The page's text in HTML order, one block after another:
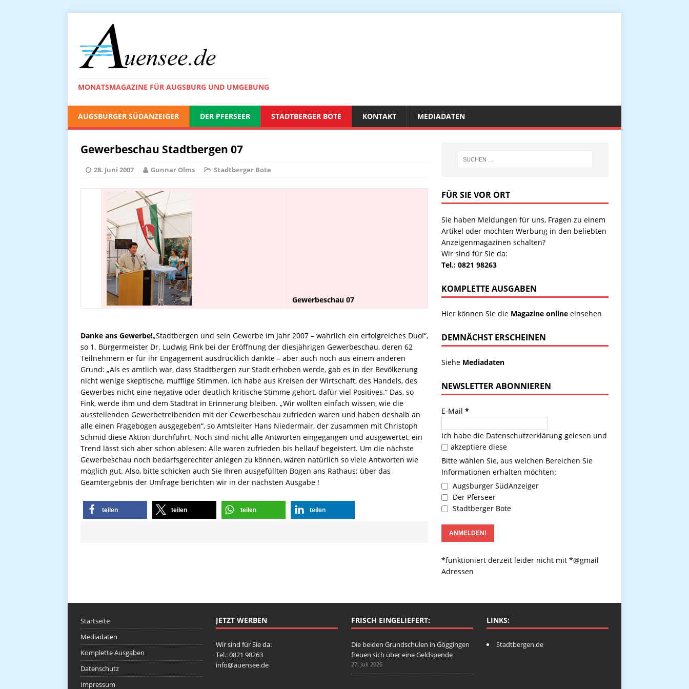
MONATSMAGAZINE FÜR AUGSBURG UND UMGEBUNG
AUGSBURGER SÜDANZEIGER DER PFERSEER STADTBERGER BOTE KONTAKT MEDIADATEN
Gewerbeschau Stadtbergen 07
28. Juni 2007 Gunnar Olms Stadtberger Bote
Gewerbeschau 07
Danke ans Gewerbe!„Stadtbergen und sein Gewerbe im Jahr 2007 – wahrlich ein erfolgreiches Duo!“,
so 1. Bürgermeister Dr. Ludwig Fink bei der Eröffnung der diesjährigen Gewerbeschau, deren 62
Teilnehmern er für ihr Engagement ausdrücklich dankte – aber auch noch aus einem anderen
Grund: „Als es amtlich war, dass Stadtbergen zur Stadt erhoben werde, gab es in der Bevölkerung
nicht wenige skeptische, mufflige Stimmen. Ich habe aus Kreisen der Wirtschaft, des Handels, des
Gewerbes nicht eine negative oder deutlich kritische Stimme gehört, dafür viel Positives.“ Das, so
Fink, werde ihm und dem Stadtrat in Erinnerung bleiben. „Wir wollten einfach wissen, wie die
ausstellenden Gewerbetreibenden mit der Gewerbeschau zufrieden waren und haben deshalb an
alle einen Fragebogen ausgegeben“, so Amtsleiter Hans Niedermair, der zusammen mit Christoph
Schmid diese Aktion durchführt. Noch sind nicht alle Antworten eingegangen und ausgewertet, ein
Trend lässt sich aber schon ablesen: Alle waren zufrieden bis hellauf begeistert. Um die nächste
Gewerbeschau noch bedarfsgerechter anlegen zu können, wären natürlich so viele Antworten wie
möglich gut. Also, bitte schicken auch Sie Ihren ausgefüllten Bogen ans Rathaus; über das
Geamtergebnis der Umfrage berichten wir in der nächsten Ausgabe !
teilen teilen teilen teilen
FÜR SIE VOR ORT
Sie haben Meldungen für uns, Fragen zu einem
Artikel oder möchten Werbung in den beliebten
Anzeigenmagazinen schalten?
Wir sind für Sie da:
Tel.: 0821 98263
KOMPLETTE AUSGABEN
Hier können Sie die Magazine onlineeinsehen
DEMNÄCHST ERSCHEINEN
Siehe Mediadaten
NEWSLETTER ABONNIEREN
E-Mail *
Ich habe die Datenschutzerklärunggelesen und
akzeptiere diese
Bitte wählen Sie, aus welchen Bereichen Sie
Informationen erhalten möchten:
Augsburger SüdAnzeiger
Der Pferseer
Stadtberger Bote
*funktioniert derzeit leider nicht mit *@gmail
Adressen
Startseite
Mediadaten
Komplette Ausgaben
Datenschutz
Impressum
JETZT WERBEN
Wir sind für Sie da:
Tel.: 0821 98263
info@auensee.de
FRISCH EINGELIEFERT:
Die beiden Grundschulen in Göggingen
freuen sich über eine Geldspende
27. Juli 2026
LINKS:
Stadtbergen.de